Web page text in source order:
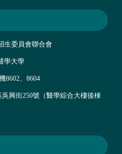
生委員會聯合會
學大學
8602、8604
吳興街250號（醫學綜合大樓後棟